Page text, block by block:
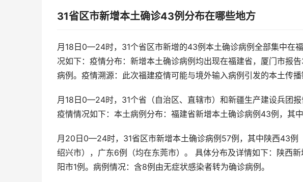
31省区市新增本土确诊43例分布在哪些地方
月18日0—24时，31个省区市新增的43例本土确诊病例全部集中在
况如下：疫情分布：新增本土确诊病例均出现在福建省，厦门市报
病例。疫情溯源：此次福建疫情可能与境外输入病例引发的本土传播
月18日0—24时，31个省（自治区、直辖市）和新疆生产建设兵团
疫情情况如下：本土病例分布：福建省新增本土确诊病例43例，其
月20日0—24时，31省区市新增本土确诊病例57例，其中陕西43例
绍兴市），广东6例（均在东莞市）。 具体分布及详情如下：陕西
阳市1例。病例情况：含8例由无症状感染者转为确诊病例。